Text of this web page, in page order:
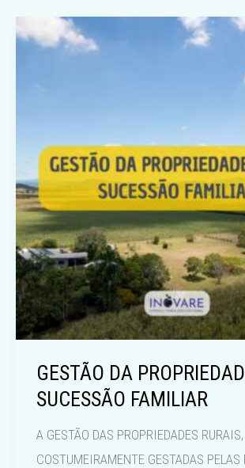
GESTÃO DA
SUCESSÃO FAMILIAR
A GESTÃO DAS PROPRIEDADES RURAIS,
COSTUMEIRAMENTE GESTADAS